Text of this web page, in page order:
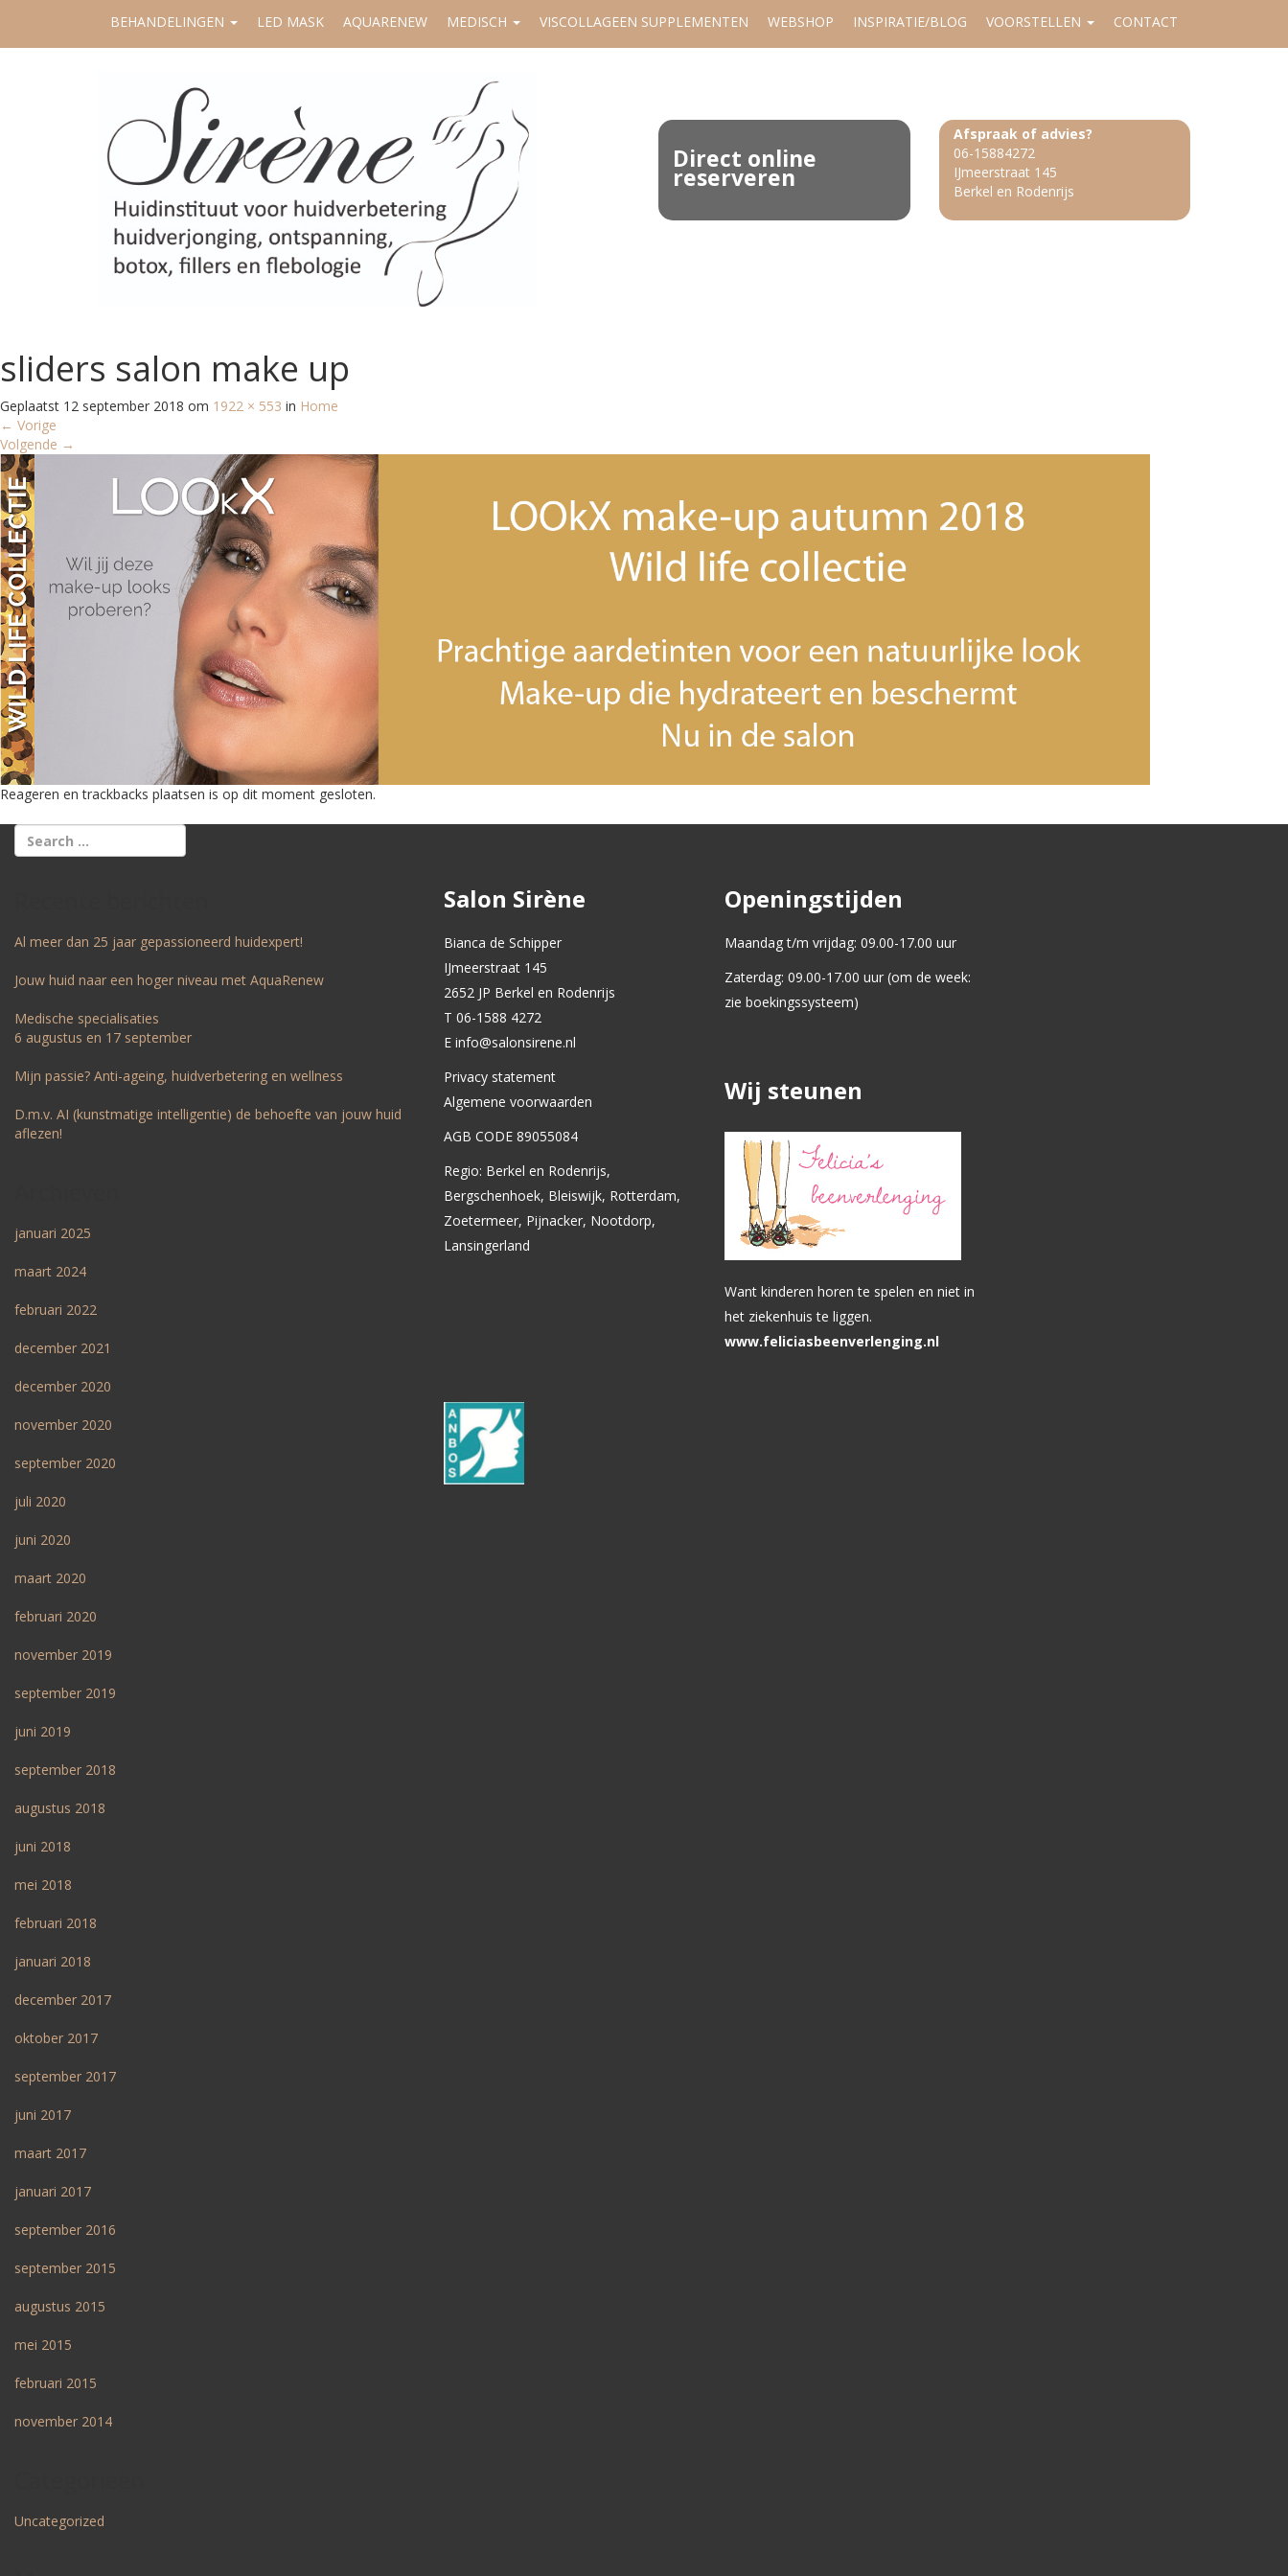
BEHANDELINGEN LED MASK AQUARENEW MEDISCH VISCOLLAGEEN SUPPLEMENTEN WEBSHOP INSPIRATIE/BLOG VOORSTELLEN CONTACT
Direct online
reserveren
Afspraak of advies?
06-15884272
IJmeerstraat 145
Berkel en Rodenrijs
sliders salon make up
Geplaatst 12 september 2018 om 1922 × 553 in Home
← Vorige
Volgende →
Reageren en trackbacks plaatsen is op dit moment gesloten.
Al meer dan 25 jaar gepassioneerd huidexpert!
Jouw huid naar een hoger niveau met AquaRenew
Medische specialisaties
6 augustus en 17 september
Mijn passie? Anti-ageing, huidverbetering en wellness
D.m.v. AI (kunstmatige intelligentie) de behoefte van jouw huid
aflezen!
januari 2025
maart 2024
februari 2022
december 2021
december 2020
november 2020
september 2020
juli 2020
juni 2020
maart 2020
februari 2020
november 2019
september 2019
juni 2019
september 2018
augustus 2018
juni 2018
mei 2018
februari 2018
januari 2018
december 2017
oktober 2017
september 2017
juni 2017
maart 2017
januari 2017
september 2016
september 2015
augustus 2015
mei 2015
februari 2015
november 2014
Uncategorized
Salon Sirène
Bianca de Schipper
IJmeerstraat 145
2652 JP Berkel en Rodenrijs
T 06-1588 4272
E info@salonsirene.nl
Privacy statement
Algemene voorwaarden
AGB CODE 89055084
Regio: Berkel en Rodenrijs,
Bergschenhoek, Bleiswijk, Rotterdam,
Zoetermeer, Pijnacker, Nootdorp,
Lansingerland
Openingstijden
Maandag t/m vrijdag: 09.00-17.00 uur
Zaterdag: 09.00-17.00 uur (om de week:
zie boekingssysteem)
Wij steunen
Want kinderen horen te spelen en niet in
het ziekenhuis te liggen.
www.feliciasbeenverlenging.nl